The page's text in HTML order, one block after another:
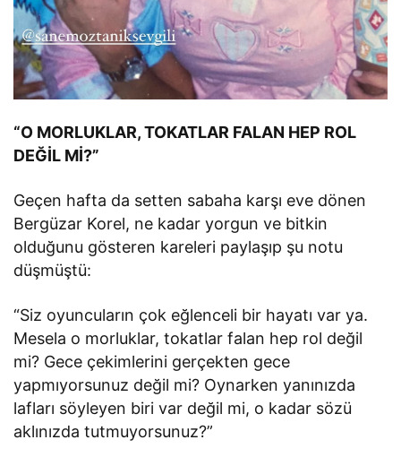
“O MORLUKLAR, TOKATLAR FALAN HEP ROL
DEĞİL Mİ?”
Geçen hafta da setten sabaha karşı eve dönen
Bergüzar Korel, ne kadar yorgun ve bitkin
olduğunu gösteren kareleri paylaşıp şu notu
düşmüştü:
“Siz oyuncuların çok eğlenceli bir hayatı var ya.
Mesela o morluklar, tokatlar falan hep rol değil
mi? Gece çekimlerini gerçekten gece
yapmıyorsunuz değil mi? Oynarken yanınızda
lafları söyleyen biri var değil mi, o kadar sözü
aklınızda tutmuyorsunuz?”